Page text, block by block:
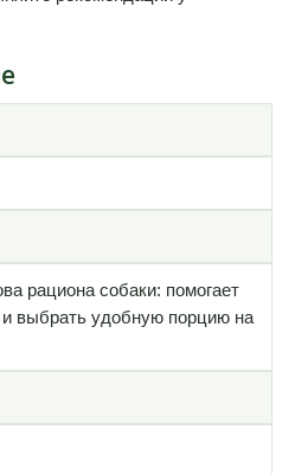
рациона собаки: помогает
выбрать удобную порцию на